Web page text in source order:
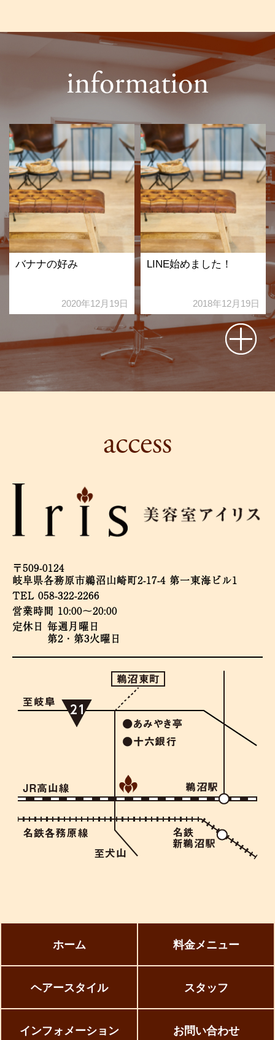
information
バナナの好み
2020年12月19日
LINE始めました！
2018年12月19日
access
〒509-0124
岐阜県各務原市鵜沼山崎町2-17-4 第一東海ビル1
TEL 058-322-2266
営業時間 10:00～20:00
定休日 毎週月曜日
第2・第3火曜日
ホーム 料金メニュー
ヘアースタイル スタッフ
インフォメーション お問い合わせ